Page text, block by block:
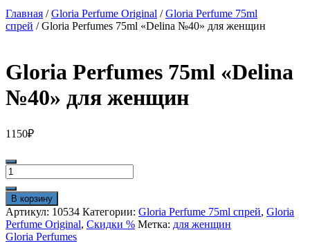
Главная /Gloria Perfume Original /Gloria Perfume 75ml
спрей / Gloria Perfumes 75ml «Delina №40» для женщин
Gloria Perfumes 75ml «Delina
№40» для женщин
1150₽
Количество
товара
Gloria
Perfumes
75ml
"Delina
№40"
В корзину
Артикул: 10534 Категории: Gloria Perfume 75ml спрей, Gloria
Perfume Original, Скидки % Метка: для женщин
Gloria Perfumes